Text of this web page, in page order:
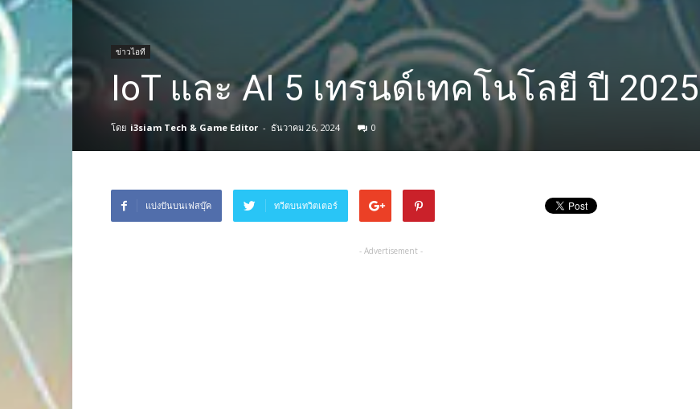
ข่าวไอที
IoT และ AI 5 เทรนด์เทคโนโลยี ปี 2025
โดย i3siam Tech & Game Editor - ธันวาคม 26, 2024 0
แบ่งปันบนเฟสบุ๊ค ทวีตบนทวิตเตอร์
- Advertisement -